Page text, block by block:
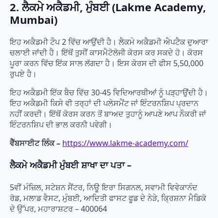
2. ਲੈਕਮੇ ਅਕੈਡਮੀ, ਮੁੰਬਈ (Lakme Academy,
Mumbai)
ਇਹ ਅਕੈਡਮੀ ਟੌਪ 2 ਵਿੱਚ ਆਉਂਦੀ ਹੈ। ਲੈਕਮੇ ਅਕੈਡਮੀ ਐਪਟੈਕ ਦੁਆਰਾ
ਚਲਾਈ ਜਾਂਦੀ ਹੈ। ਇੱਥੋਂ ਤੁਸੀਂ ਕਾਸਮੈਟੋਲੋਜੀ ਕੋਰਸ ਕਰ ਸਕਦੇ ਹੋ। ਕੋਰਸ
ਪੂਰਾ ਕਰਨ ਵਿੱਚ ਇੱਕ ਸਾਲ ਲੱਗਦਾ ਹੈ। ਇਸ ਕੋਰਸ ਦੀ ਫੀਸ 5,50,000
ਰੁਪਏ ਹੈ।
ਇਹ ਅਕੈਡਮੀ ਇੱਕ ਬੈਚ ਵਿੱਚ 30-45 ਵਿਦਿਆਰਥੀਆਂ ਨੂੰ ਪੜ੍ਹਾਉਂਦੀ ਹੈ।
ਇਹ ਅਕੈਡਮੀ ਕਿਸੇ ਵੀ ਤਰ੍ਹਾਂ ਦੀ ਪਲੇਸਮੈਂਟ ਜਾਂ ਇੰਟਰਨਸ਼ਿਪ ਪ੍ਰਦਾਨ
ਨਹੀਂ ਕਰਦੀ। ਇੱਥੋਂ ਕੋਰਸ ਕਰਨ ਤੋਂ ਬਾਅਦ ਤੁਹਾਨੂੰ ਆਪਣੇ ਆਪ ਨੌਕਰੀ ਜਾਂ
ਇੰਟਰਨਸ਼ਿਪ ਦੀ ਭਾਲ ਕਰਨੀ ਪਵੇਗੀ।
ਵੈੱਬਸਾਈਟ ਲਿੰਕ – https://www.lakme-academy.com/
ਲੈਕਮੇ ਅਕੈਡਮੀ ਮੁੰਬਈ ਸ਼ਾਖਾ ਦਾ ਪਤਾ –
5ਵੀਂ ਮੰਜ਼ਿਲ, ਸਟੇਸ਼ਨ ਸੈਂਟਰ, ਨਿਊ ਇਰਾ ਸਿਗਨਲ, ਸਵਾਮੀ ਵਿਵੇਕਾਨੰਦ
ਰੋਡ, ਮਲਾਡ ਵੈਸਟ, ਮੁੰਬਈ, ਆਦਿਤੀ ਫਾਸਟ ਫੂਡ ਦੇ ਨੇੜੇ, ਕ੍ਰਿਸ਼ਨਾ ਮੈਡਿਕੋ
ਦੇ ਉੱਪਰ, ਮਹਾਰਾਸ਼ਟਰ – 400064